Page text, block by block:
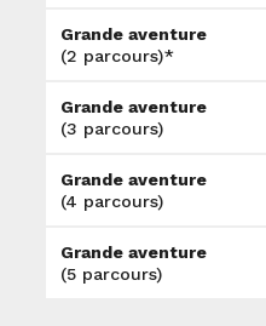
Grande aventure
(2 parcours)*
Grande aventure
(3 parcours)
Grande aventure
(4 parcours)
Grande aventure
(5 parcours)